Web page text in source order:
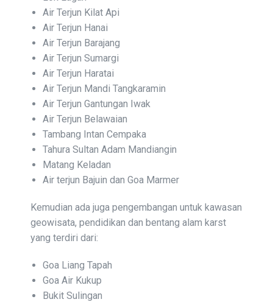
Air Terjun Kilat Api
Air Terjun Hanai
Air Terjun Barajang
Air Terjun Sumargi
Air Terjun Haratai
Air Terjun Mandi Tangkaramin
Air Terjun Gantungan Iwak
Air Terjun Belawaian
Tambang Intan Cempaka
Tahura Sultan Adam Mandiangin
Matang Keladan
Air terjun Bajuin dan Goa Marmer
Kemudian ada juga pengembangan untuk kawasan
geowisata, pendidikan dan bentang alam karst
yang terdiri dari:
Goa Liang Tapah
Goa Air Kukup
Bukit Sulingan